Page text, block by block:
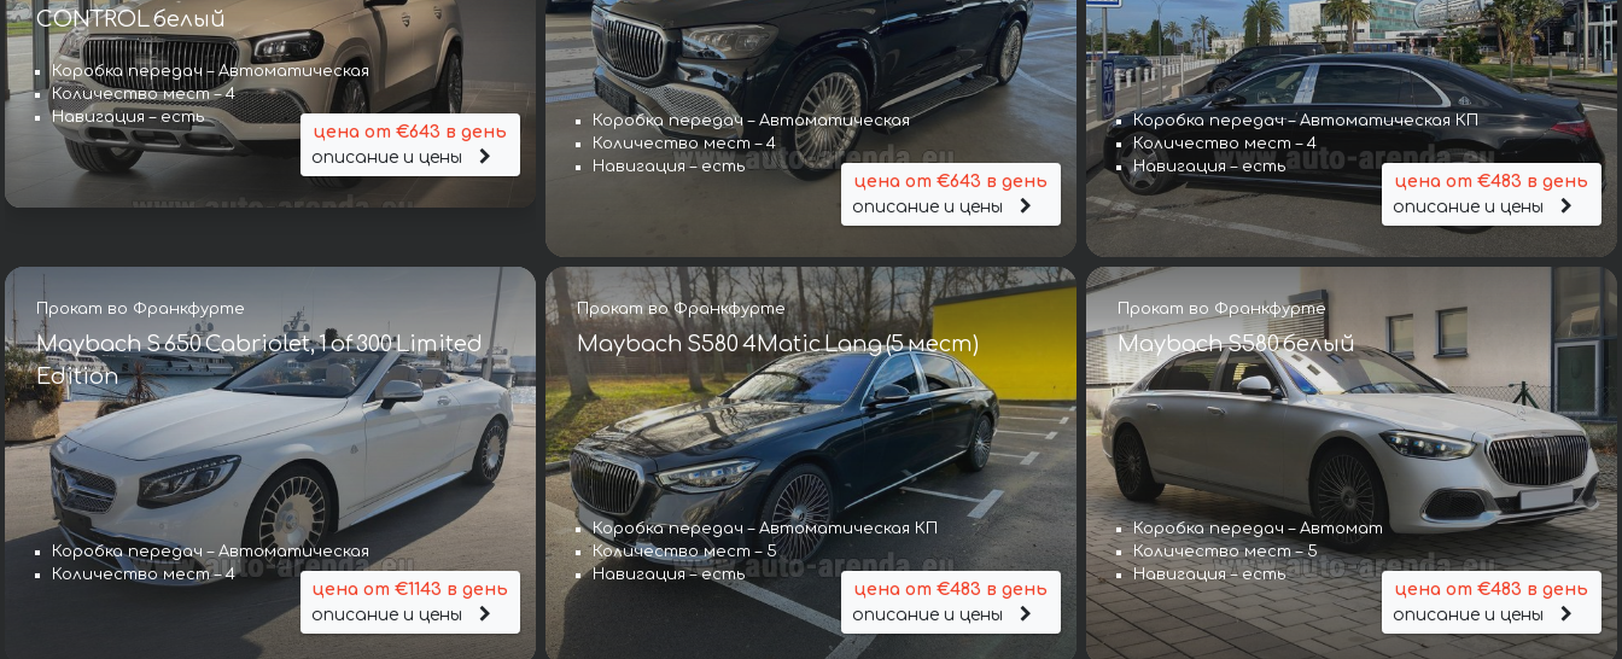
CONTROL белый
Коробка передач – Автоматическая
Количество мест – 4
Навигация – есть
цена от €643 в день
описание и цены
Коробка передач – Автоматическая
Количество мест – 4
Навигация – есть
цена от €643 в день
описание и цены
Коробка передач – Автоматическая КП
Количество мест – 4
Навигация – есть
цена от €483 в день
описание и цены
Прокат во Франкфурте
Maybach S 650 Cabriolet, 1 of 300 Limited
Edition
Коробка передач – Автоматическая
Количество мест – 4
цена от €1143 в день
описание и цены
Прокат во Франкфурте
Maybach S580 4Matic Lang (5 мест)
Коробка передач – Автоматическая КП
Количество мест – 5
Навигация – есть
цена от €483 в день
описание и цены
Прокат во Франкфурте
Maybach S580 белый
Коробка передач – Автомат
Количество мест – 5
Навигация – есть
цена от €483 в день
описание и цены